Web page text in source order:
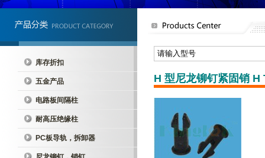
库存折扣
五金产品
电路板间隔柱
耐高压绝缘柱
PC板导轨，拆卸器
H 型尼龙铆钉紧固销